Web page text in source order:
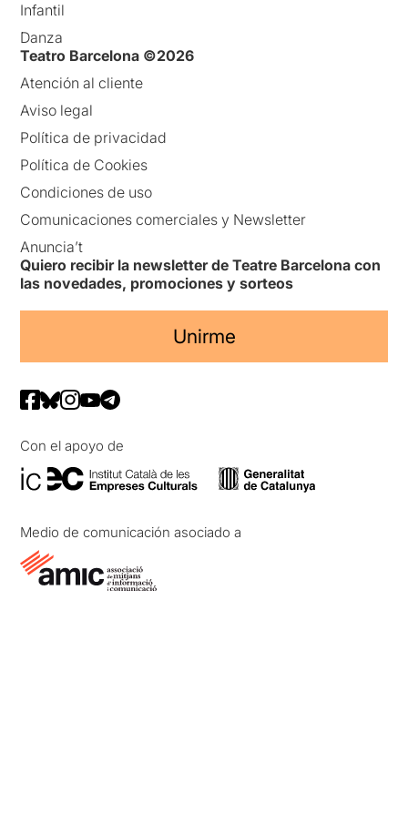
Infantil
Danza
Teatro Barcelona ©2026
Atención al cliente
Aviso legal
Política de privacidad
Política de Cookies
Condiciones de uso
Comunicaciones comerciales y Newsletter
Anuncia’t
Quiero recibir la newsletter de Teatre Barcelona con
las novedades, promociones y sorteos
Unirme
Con el apoyo de
Medio de comunicación asociado a